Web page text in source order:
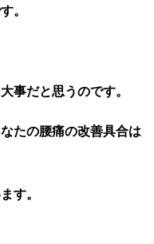
。
事だと思うのです。
たの腰痛の改善具合は
す。